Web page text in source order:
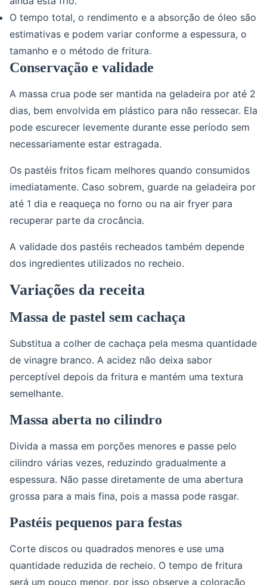
O tempo total, o rendimento e a absorção de óleo são
estimativas e podem variar conforme a espessura, o
tamanho e o método de fritura.
Conservação e validade
A massa crua pode ser mantida na geladeira por até 2
dias, bem envolvida em plástico para não ressecar. Ela
pode escurecer levemente durante esse período sem
necessariamente estar estragada.
Os pastéis fritos ficam melhores quando consumidos
imediatamente. Caso sobrem, guarde na geladeira por
até 1 dia e reaqueça no forno ou na air fryer para
recuperar parte da crocância.
A validade dos pastéis recheados também depende
dos ingredientes utilizados no recheio.
Variações da receita
Massa de pastel sem cachaça
Substitua a colher de cachaça pela mesma quantidade
de vinagre branco. A acidez não deixa sabor
perceptível depois da fritura e mantém uma textura
semelhante.
Massa aberta no cilindro
Divida a massa em porções menores e passe pelo
cilindro várias vezes, reduzindo gradualmente a
espessura. Não passe diretamente de uma abertura
grossa para a mais fina, pois a massa pode rasgar.
Pastéis pequenos para festas
Corte discos ou quadrados menores e use uma
quantidade reduzida de recheio. O tempo de fritura
será um pouco menor, por isso observe a coloração